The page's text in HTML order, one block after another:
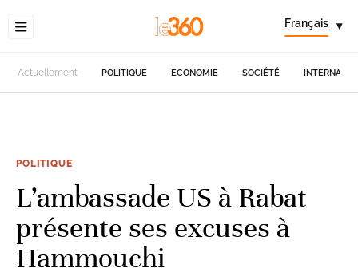
Français ▾
Actuellement POLITIQUE ECONOMIE SOCIÉTÉ
POLITIQUE
L’ambassade US à Rabat
présente ses excuses à
Hammouchi